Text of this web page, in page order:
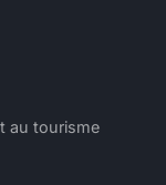
au tourisme